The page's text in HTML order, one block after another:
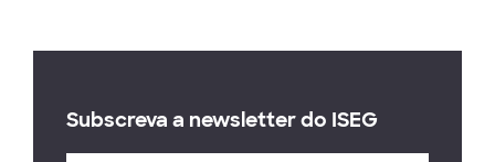
Subscreva a newsletter do ISEG